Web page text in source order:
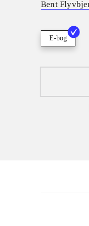
Bent
E-bog